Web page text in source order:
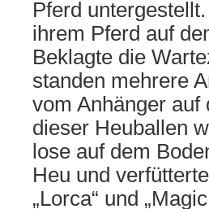
Pferd
ihrem Pferd auf
Beklagte die
standen mehrere
vom Anhänger auf
dieser Heuballen
lose auf dem
Heu und
„Lorca“ und